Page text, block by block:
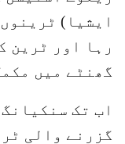
ایشیا)
گھنٹے میں
اب تک